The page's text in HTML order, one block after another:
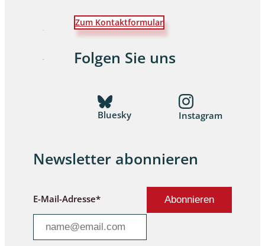
Zum Kontaktformular
Folgen Sie uns
Bluesky Instagram
Newsletter abonnieren
E-Mail-Adresse*